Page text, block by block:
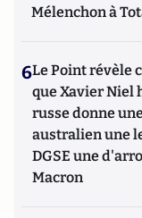
Mélenchon à
6Le Point révèle
que Xavier Niel
russe donne
australien une
DGSE une
Macron